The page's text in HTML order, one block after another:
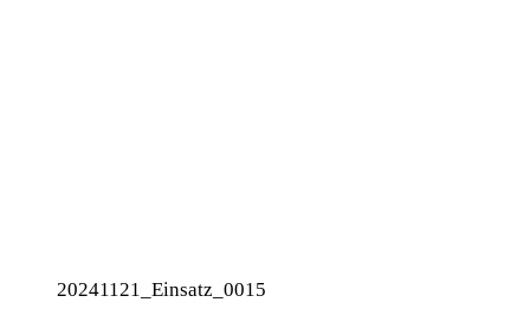
20241121_Einsatz_0015